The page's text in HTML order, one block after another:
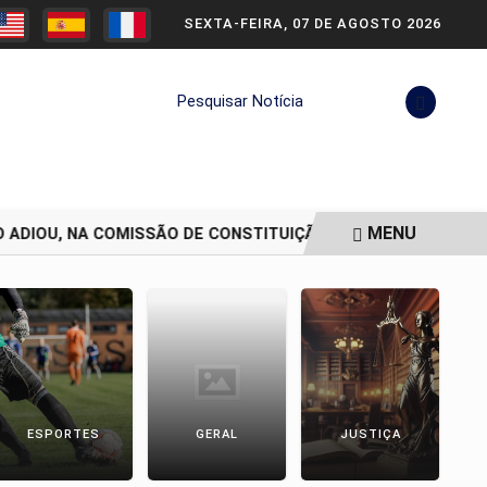
SEXTA-FEIRA, 07 DE AGOSTO 2026
Pesquisar Notícia
NA COMISSÃO DE CONSTITUIÇÃO. SENADO ADIA
MENU
ESPORTES GERAL JUSTIÇA